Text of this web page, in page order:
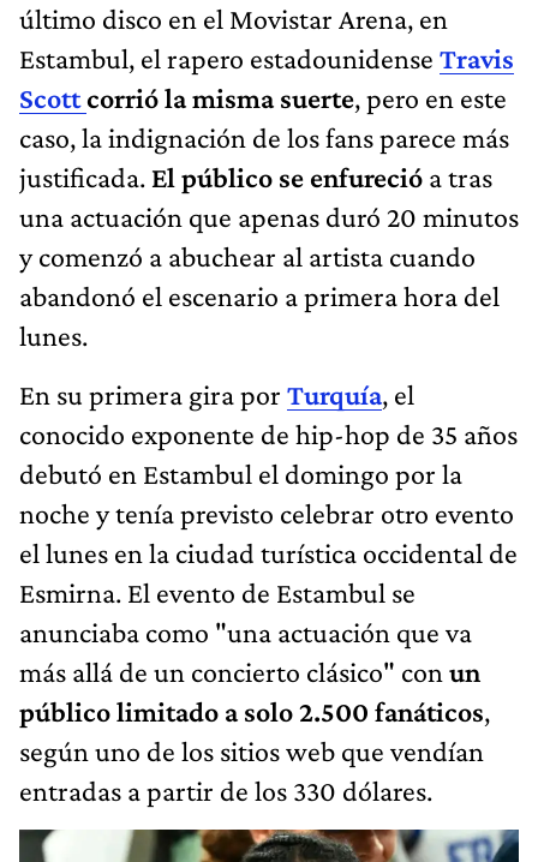
último disco en el Movistar Arena, en
Estambul, el rapero estadounidense Travis
Scottcorrió la misma suerte, pero en este
caso, la indignación de los fans parece más
justificada. El público se enfureció a tras
una actuación que apenas duró 20 minutos
y comenzó a abuchear al artista cuando
abandonó el escenario a primera hora del
lunes.
En su primera gira por Turquía, el
conocido exponente de hip-hop de 35 años
debutó en Estambul el domingo por la
noche y tenía previsto celebrar otro evento
el lunes en la ciudad turística occidental de
Esmirna. El evento de Estambul se
anunciaba como "una actuación que va
más allá de un concierto clásico" con un
público limitado a solo 2.500 fanáticos,
según uno de los sitios web que vendían
entradas a partir de los 330 dólares.